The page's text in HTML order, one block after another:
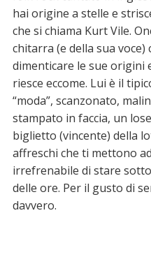
hai origine a stelle e
che si chiama Kurt Vile.
chitarra (e della sua
dimenticare le sue origini
riesce eccome. Lui è il
“moda”, scanzonato,
stampato in faccia, un
biglietto (vincente) della
affreschi che ti mettono
irrefrenabile di stare
delle ore. Per il gusto di
davvero.